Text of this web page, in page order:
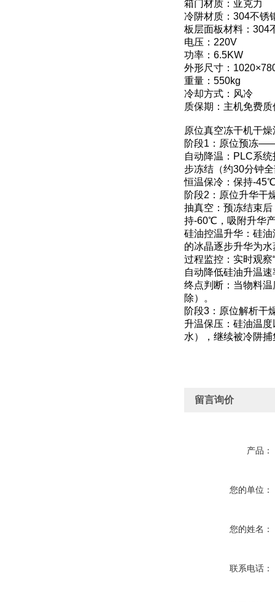
箱门材质：亚克力
冷阱材质：304不锈
板层面板材料：304
电压：220V
功率：6.5KW
外形尺寸：
重量：550kg
冷却方式：风冷
质保期：主机免费
原位真空冻干机干
阶段1：原位预冻
自动降温：PLC系
步冻结（约30分钟
恒温保冷：保持-
阶段2：原位升华
抽真空：预冻结束
持-60℃，吸附升华
硅油控温升华：硅
的冰晶逐步升华为
过程监控：实时观
自动降低硅油升温
终点判断：当物料
除）。
阶段3：原位解析
升温保压：硅油温
水），继续被冷阱捕
留言询价
产品：
您的单位：
您的姓名：
联系电话：